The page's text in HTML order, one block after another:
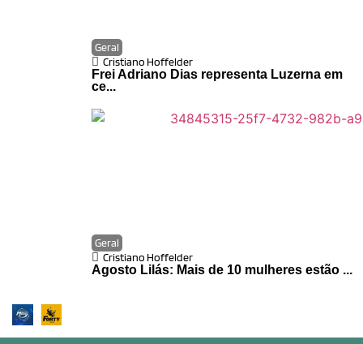
Geral
Cristiano Hoffelder
Frei Adriano Dias representa Luzerna em
ce...
Geral
Cristiano Hoffelder
Agosto Lilás: Mais de 10 mulheres estão ...